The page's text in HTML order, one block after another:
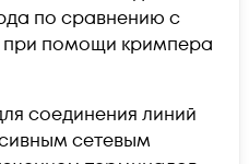
по сравнению с
помощи кримпера
соединения линий
сетевым